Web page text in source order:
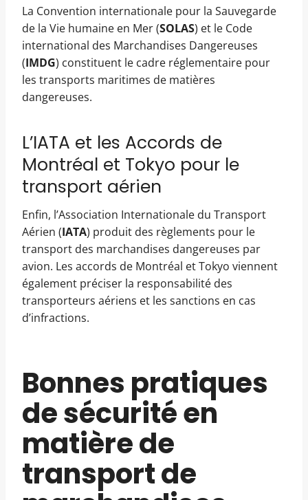
La Convention internationale pour la Sauvegarde
de la Vie humaine en Mer (SOLAS) et le Code
international des Marchandises Dangereuses
(IMDG) constituent le cadre réglementaire pour
les transports maritimes de matières
dangereuses.
L’IATA et les Accords de
Montréal et Tokyo pour le
transport aérien
Enfin, l’Association Internationale du Transport
Aérien (IATA) produit des règlements pour le
transport des marchandises dangereuses par
avion. Les accords de Montréal et Tokyo viennent
également préciser la responsabilité des
transporteurs aériens et les sanctions en cas
d’infractions.
Bonnes pratiques
de sécurité en
matière de
transport de